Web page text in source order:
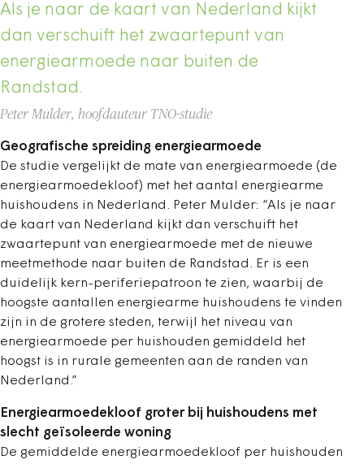
Als je naar de kaart van Nederland kijkt
dan verschuift het zwaartepunt van
energiearmoede naar buiten de
Randstad.
Peter Mulder, hoofdauteur TNO-studie
Geografische spreiding energiearmoede
De studie vergelijkt de mate van energiearmoede (de
energiearmoedekloof) met het aantal energiearme
huishoudens in Nederland. Peter Mulder: “Als je naar
de kaart van Nederland kijkt dan verschuift het
zwaartepunt van energiearmoede met de nieuwe
meetmethode naar buiten de Randstad. Er is een
duidelijk kern-periferiepatroon te zien, waarbij de
hoogste aantallen energiearme huishoudens te vinden
zijn in de grotere steden, terwijl het niveau van
energiearmoede per huishouden gemiddeld het
hoogst is in rurale gemeenten aan de randen van
Nederland.”
Energiearmoedekloof groter bij huishoudens met
slecht geïsoleerde woning
De gemiddelde energiearmoedekloof per huishouden